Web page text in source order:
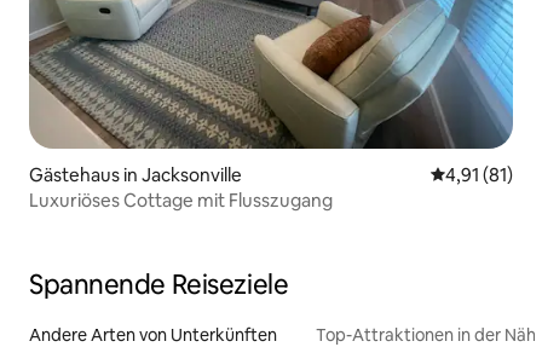
Gästehaus in Jacksonville
4,91 (81)
Luxuriöses Cottage mit Flusszugang
Spannende Reiseziele
Andere Arten von Unterkünften Top-Attraktionen in der